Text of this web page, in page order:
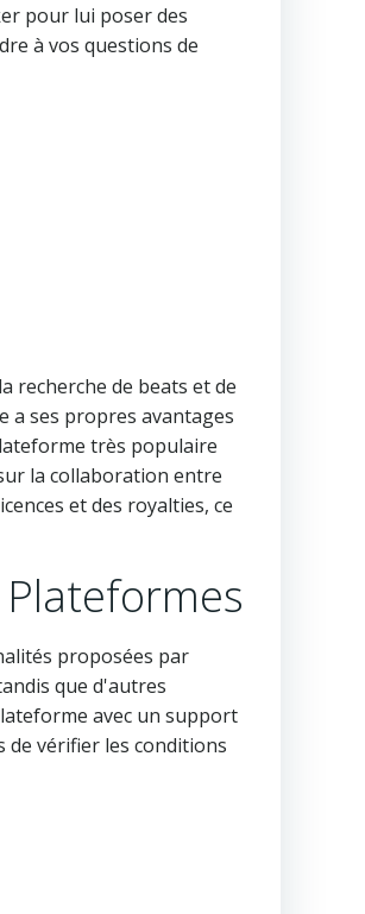
pour lui poser des
à vos questions de
recherche de beats et de
a ses propres avantages
très populaire
la collaboration entre
et des royalties, ce
proposées par
que d'autres
avec un support
vérifier les conditions